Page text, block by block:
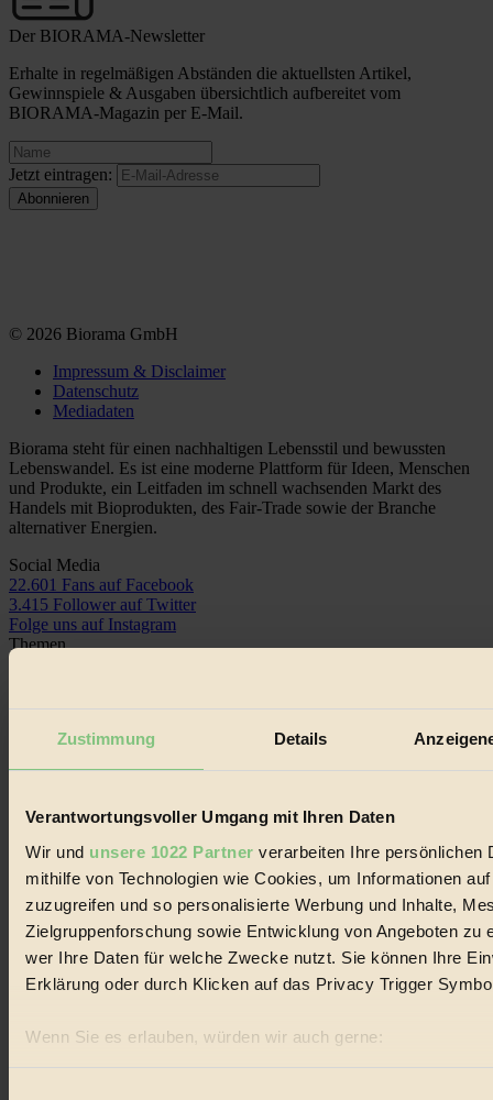
Zustimmung Details
Verantwortungsvoller Umgang mit Ihren Daten
Wir und unsere 1022 Partner verarbeiten Ihre persönlichen
mithilfe von Technologien wie Cookies, um Informationen
zuzugreifen und so personalisierte Werbung und Inhalte,
Zielgruppenforschung sowie Entwicklung von Angeboten zu
wer Ihre Daten für welche Zwecke nutzt. Sie können Ihre
Erklärung oder durch Klicken auf das Privacy Trigger
Wenn Sie es erlauben, würden wir auch gerne:
Informationen über Ihre geografische Lage
Der BIORAMA-Newsletter
Erhalte in regelmäßigen Abständen die aktuellsten Artikel,
Gewinnspiele & Ausgaben übersichtlich aufbereitet vom
BIORAMA-Magazin per E-Mail.
Jetzt eintragen:
© 2026 Biorama GmbH
Impressum & Disclaimer
Datenschutz
Mediadaten
Biorama steht für einen nachhaltigen Lebensstil und bewussten
Lebenswandel. Es ist eine moderne Plattform für Ideen, Menschen
und Produkte, ein Leitfaden im schnell wachsenden Markt des
Handels mit Bioprodukten, des Fair-Trade sowie der Branche
alternativer Energien.
Social Media
22.601 Fans auf Facebook
3.415 Follower auf Twitter
Folge uns auf Instagram
Themen
Bio
Vegan
Lebensmittel